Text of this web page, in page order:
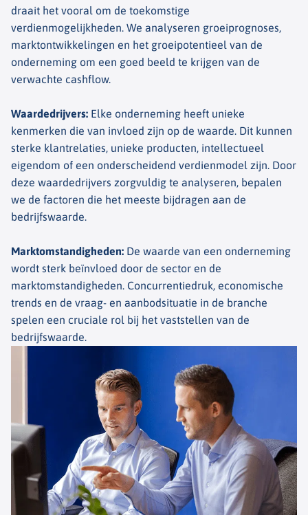
draait het vooral om de toekomstige
verdienmogelijkheden. We analyseren groeiprognoses,
marktontwikkelingen en het groeipotentieel van de
onderneming om een goed beeld te krijgen van de
verwachte cashflow.
Waardedrijvers: Elke onderneming heeft unieke
kenmerken die van invloed zijn op de waarde. Dit kunnen
sterke klantrelaties, unieke producten, intellectueel
eigendom of een onderscheidend verdienmodel zijn. Door
deze waardedrijvers zorgvuldig te analyseren, bepalen
we de factoren die het meeste bijdragen aan de
bedrijfswaarde.
Marktomstandigheden: De waarde van een onderneming
wordt sterk beïnvloed door de sector en de
marktomstandigheden. Concurrentiedruk, economische
trends en de vraag- en aanbodsituatie in de branche
spelen een cruciale rol bij het vaststellen van de
bedrijfswaarde.